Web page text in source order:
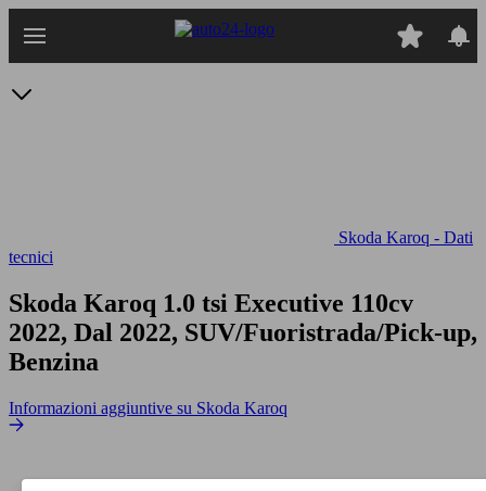
Skoda Karoq - Dati
tecnici
Skoda Karoq 1.0 tsi Executive 110cv
2022, Dal 2022, SUV/Fuoristrada/Pick-up,
Benzina
Informazioni aggiuntive su Skoda Karoq